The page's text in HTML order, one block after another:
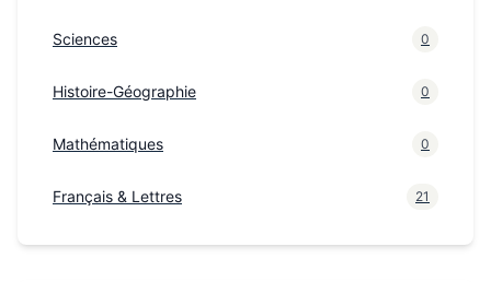
Sciences 0
Histoire-Géographie 0
Mathématiques 0
Français & Lettres 21